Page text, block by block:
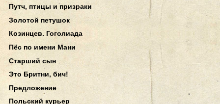
Путч, птицы и призраки
Золотой петушок
Козинцев. Гоголиада
Пёс по имени Мани
Старший сын
Это Бритни, бич!
Предложение
Польский курьер